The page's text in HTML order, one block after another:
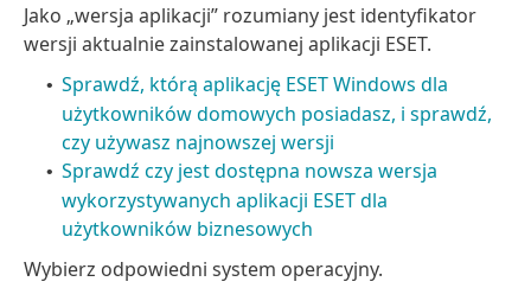
Jako „wersja aplikacji” rozumiany jest identyfikator
wersji aktualnie zainstalowanej aplikacji ESET.
• Sprawdź, którą aplikację ESET Windows dla
użytkowników domowych posiadasz, i sprawdź,
czy używasz najnowszej wersji
• Sprawdź czy jest dostępna nowsza wersja
wykorzystywanych aplikacji ESET dla
użytkowników biznesowych
Wybierz odpowiedni system operacyjny.